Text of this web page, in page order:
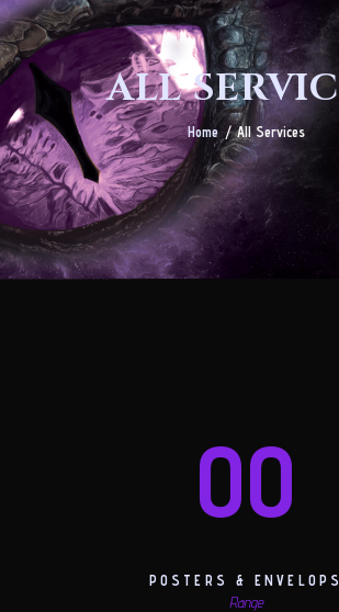
ALL
Home All Services
00
POSTERS & ENVELOPS
Range